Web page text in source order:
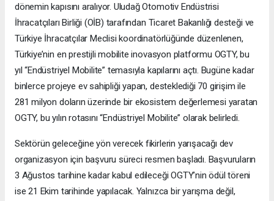
dönemin kapısını aralıyor. Uludağ Otomotiv Endüstrisi
İhracatçıları Birliği (OİB) tarafından Ticaret Bakanlığı desteği ve
Türkiye İhracatçılar Meclisi koordinatörlüğünde düzenlenen,
Türkiye’nin en prestijli mobilite inovasyon platformu OGTY, bu
yıl “Endüstriyel Mobilite” temasıyla kapılarını açtı. Bugüne kadar
binlerce projeye ev sahipliği yapan, desteklediği 70 girişim ile
281 milyon doların üzerinde bir ekosistem değerlemesi yaratan
OGTY, bu yılın rotasını “Endüstriyel Mobilite” olarak belirledi.
Sektörün geleceğine yön verecek fikirlerin yarışacağı dev
organizasyon için başvuru süreci resmen başladı. Başvuruların
3 Ağustos tarihine kadar kabul edileceği OGTY’nin ödül töreni
ise 21 Ekim tarihinde yapılacak. Yalnızca bir yarışma değil,